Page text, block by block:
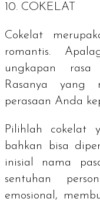
10. COKELAT
Cokelat
romantis.
ungkapan rasa
Rasanya yang
perasaan Anda
Pilihlah cokelat
bahkan bisa
inisial nama
sentuhan
emosional,